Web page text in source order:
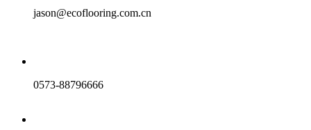
jason@ecoflooring.com.cn
0573-88796666